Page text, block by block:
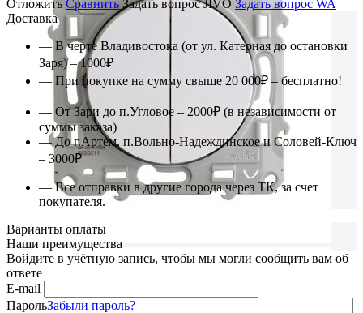
Отложить СравнитьЗадать вопрос JIVO Задать вопрос WA
Доставка
— В черте Владивостока (от ул. Катерная до остановки
Заря) – 1000₽
— При покупке на сумму свыше 20 000₽ – бесплатно!
— От Зари до п.Угловое – 2000₽ (в независимости от
суммы заказа)
— До г.Артем, п.Вольно-Надеждинское и Соловей-Ключ
– 3000₽
— Все отправки в другие города через ТК, за счет
покупателя.
Варианты оплаты
Наши преимущества
Войдите в учётную запись, чтобы мы могли сообщить вам об
ответе
E-mail
ПарольЗабыли пароль?